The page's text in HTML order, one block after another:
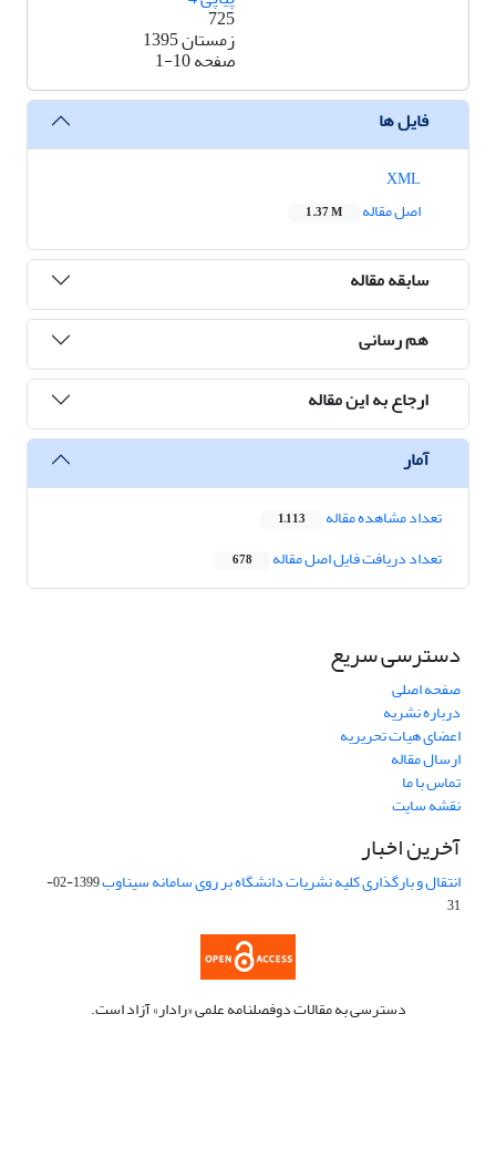
725
زمستان 1395
صفحه1-10
فایل ها
اصل مقاله
1.37 M
سابقه مقاله
هم رسانی
ارجاع به این مقاله
آمار
تعداد مشاهده مقاله 1,113
تعداد دریافت فایل اصل مقاله 678
دسترسی سریع
صفحه اصلی
درباره نشریه
اعضای هیات تحریریه
ارسال مقاله
تماس با ما
نقشه سایت
آخرین اخبار
انتقال و بارگذاری کلیه نشریات دانشگاه بر روی سامانه سیناوب
1399-02-
31
دسترسی به مقالات دوفصلنامه علمی «رادار» آزاد است.